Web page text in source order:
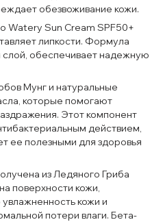
обезвоживание кожи.
Watery Sun Cream SPF50+
липкости. Формула
обеспечивает надежную
Мунг и натуральные
которые помогают
Этот компонент
действием,
ее полезными для здоровья
из Ледяного Гриба
поверхности кожи,
кожи и
потери влаги. Бета-